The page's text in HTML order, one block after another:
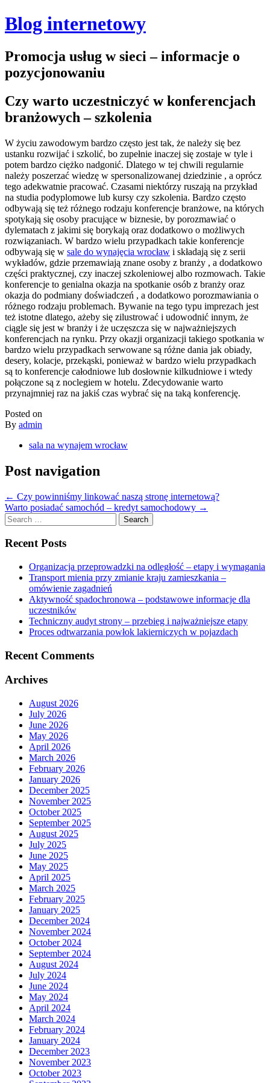
Blog internetowy
Promocja usług w sieci – informacje o
pozycjonowaniu
Czy warto uczestniczyć w konferencjach
branżowych – szkolenia
W życiu zawodowym bardzo często jest tak, że należy się bez
ustanku rozwijać i szkolić, bo zupełnie inaczej się zostaje w tyle i
potem bardzo ciężko nadgonić. Dlatego w tej chwili regularnie
należy poszerzać wiedzę w spersonalizowanej dziedzinie , a oprócz
tego adekwatnie pracować. Czasami niektórzy ruszają na przykład
na studia podyplomowe lub kursy czy szkolenia. Bardzo często
odbywają się też różnego rodzaju konferencje branżowe, na których
spotykają się osoby pracujące w biznesie, by porozmawiać o
dylematach z jakimi się borykają oraz dodatkowo o możliwych
rozwiązaniach. W bardzo wielu przypadkach takie konferencje
odbywają się w sale do wynajęcia wrocław i składają się z serii
wykładów, gdzie przemawiają znane osoby z branży , a dodatkowo
części praktycznej, czy inaczej szkoleniowej albo rozmowach. Takie
konferencje to genialna okazja na spotkanie osób z branży oraz
okazja do podmiany doświadczeń , a dodatkowo porozmawiania o
różnego rodzaju problemach. Bywanie na tego typu imprezach jest
też istotne dlatego, ażeby się zilustrować i udowodnić innym, że
ciągle się jest w branży i że uczęszcza się w najważniejszych
konferencjach na rynku. Przy okazji organizacji takiego spotkania w
bardzo wielu przypadkach serwowane są różne dania jak obiady,
desery, kolacje, przekąski, ponieważ w bardzo wielu przypadkach
są to konferencje całodniowe lub dosłownie kilkudniowe i wtedy
połączone są z noclegiem w hotelu. Zdecydowanie warto
przynajmniej raz na jakiś czas wybrać się na taką konferencję.
Posted on
By admin
sala na wynajem wrocław
Post navigation
← Czy powinniśmy linkować naszą stronę internetową?
Warto posiadać samochód – kredyt samochodowy →
Search
for:
Recent Posts
Organizacja przeprowadzki na odległość – etapy i wymagania
Transport mienia przy zmianie kraju zamieszkania –
omówienie zagadnień
Aktywność spadochronowa – podstawowe informacje dla
uczestników
Techniczny audyt strony – przebieg i najważniejsze etapy
Proces odtwarzania powłok lakierniczych w pojazdach
Recent Comments
Archives
August 2026
July 2026
June 2026
May 2026
April 2026
March 2026
February 2026
January 2026
December 2025
November 2025
October 2025
September 2025
August 2025
July 2025
June 2025
May 2025
April 2025
March 2025
February 2025
January 2025
December 2024
November 2024
October 2024
September 2024
August 2024
July 2024
June 2024
May 2024
April 2024
March 2024
February 2024
January 2024
December 2023
November 2023
October 2023